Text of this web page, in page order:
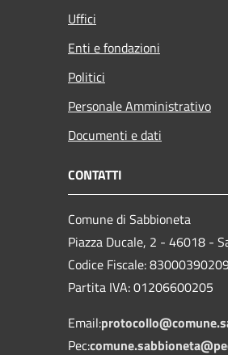
Uffici
Enti e fondazioni
Politici
Personale Amministrativo
Documenti e dati
CONTATTI
Comune di Sabbioneta
Piazza Ducale, 2 - 46018 -
Codice Fiscale: 83000390209
Partita IVA: 01206600205
Email:
Pec: